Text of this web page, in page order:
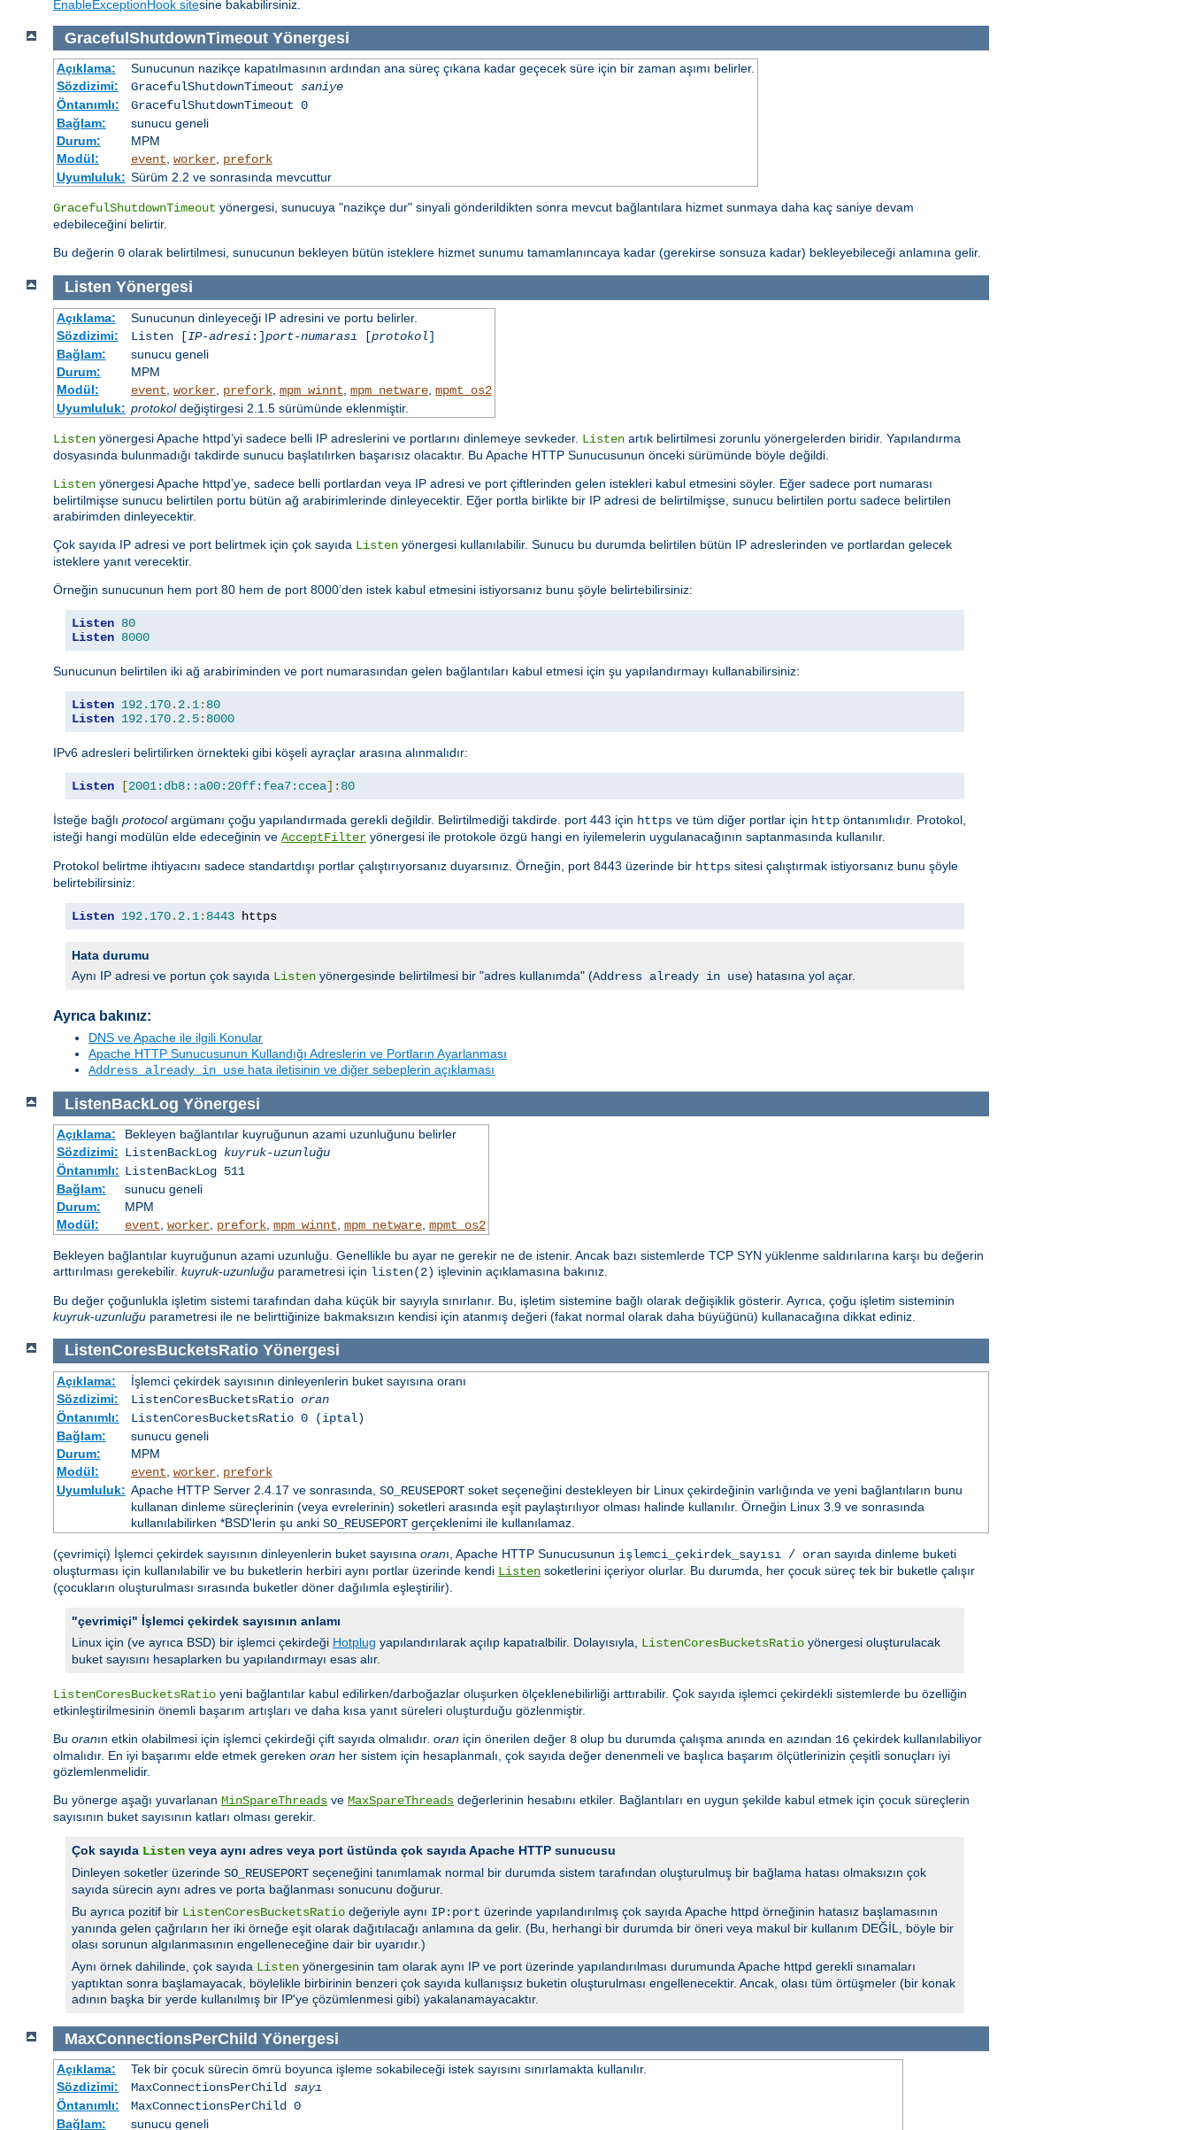
EnableExceptionHook sitesine bakabilirsiniz.
GracefulShutdownTimeout Yönergesi
Açıklama:
Sunucunun nazikçe kapatılmasının ardından ana süreç çıkana kadar geçecek süre için bir zaman aşımı belirler.
Sözdizimi:
GracefulShutdownTimeout saniye
Öntanımlı:
GracefulShutdownTimeout 0
Bağlam:
sunucu geneli
Durum:
MPM
Modül:
event, worker, prefork
Uyumluluk: Sürüm 2.2 ve sonrasında mevcuttur
GracefulShutdownTimeout yönergesi, sunucuya "nazikçe dur" sinyali gönderildikten sonra mevcut bağlantılara hizmet sunmaya daha kaç saniye devam
edebileceğini belirtir.
Bu değerin 0 olarak belirtilmesi, sunucunun bekleyen bütün isteklere hizmet sunumu tamamlanıncaya kadar (gerekirse sonsuza kadar) bekleyebileceği anlamına gelir.
Listen Yönergesi
Açıklama:
Sunucunun dinleyeceği IP adresini ve portu belirler.
Sözdizimi:
Listen [IP-adresi :]port-numarası [protokol]
Bağlam:
sunucu geneli
Durum:
MPM
Modül:
event worker, prefork, mpm_winnt mpm_netware, mpmt_os2
Uyumluluk: protokoldeğiştirgesi 2.1.5 sürümünde eklenmiştir.
Listen yönergesi Apache httpd’yi sadece belli IP adreslerini ve portlarını dinlemeye sevkeder. Listen artık belirtilmesi zorunlu yönergelerden biridir. Yapılandırma
dosyasında bulunmadığı takdirde sunucu başlatılırken başarısız olacaktır. Bu Apache HTTP Sunucusunun önceki sürümünde böyle değildi.
Listen yönergesi Apache httpd’ye, sadece belli portlardan veya IP adresi ve port çiftlerinden gelen istekleri kabul etmesini söyler. Eğer sadece port numarası
belirtilmişse sunucu belirtilen portu bütün ağ arabirimlerinde dinleyecektir. Eğer portla birlikte bir IP adresi de belirtilmişse, sunucu belirtilen portu sadece belirtilen
arabirimden dinleyecektir.
Çok sayıda IP adresi ve port belirtmek için çok sayıda Listen yönergesi kullanılabilir. Sunucu bu durumda belirtilen bütün IP adreslerinden ve portlardan gelecek
isteklere yanıt verecektir.
Örneğin sunucunun hem port 80 hem de port 8000’den istek kabul etmesini istiyorsanız bunu şöyle belirtebilirsiniz:
Listen 80
Listen 8000
Sunucunun belirtilen iki ağ arabiriminden ve port numarasından gelen bağlantıları kabul etmesi için şu yapılandırmayı kullanabilirsiniz:
Listen 192.170. 2.1: 80
Listen 192.170. 2.5: 8000
IPv6 adresleri belirtilirken örnekteki gibi köşeli ayraçlar arasına alınmalıdır:
Listen [2001:db8::a00:20ff:fea7:ccea]: 80
İsteğe bağlı protocolargümanı çoğu yapılandırmada gerekli değildir. Belirtilmediği takdirde. port 443 için https ve tüm diğer portlar için http öntanımlıdır. Protokol,
isteği hangi modülün elde edeceğinin ve AcceptFilter yönergesi ile protokole özgü hangi en iyilemelerin uygulanacağının saptanmasında kullanılır.
Protokol belirtme ihtiyacını sadece standartdışı portlar çalıştırıyorsanız duyarsınız. Örneğin, port 8443 üzerinde bir https sitesi çalıştırmak istiyorsanız bunu şöyle
belirtebilirsiniz:
Listen 192.170. 2.1: 8443 https
Hata durumu
Aynı IP adresi ve portun çok sayıda Listen yönergesinde belirtilmesi bir "adres kullanımda" (Address already in use) hatasına yol açar.
Ayrıca bakınız:
DNS ve Apache ile ilgili Konular
Apache HTTP Sunucusunun Kullandığı Adreslerin ve Portların Ayarlanması
Address already in use hata iletisinin ve diğer sebeplerin açıklaması
ListenBackLog Yönergesi
Açıklama:
Bekleyen bağlantılar kuyruğunun azami uzunluğunu belirler
Sözdizimi: ListenBackLog kuyruk-uzunluğu
Öntanımlı: ListenBackLog 511
Bağlam:
sunucu geneli
Durum:
MPM
Modül:
event, worker, prefork, mpm_winnt, mpm_netware, mpmt_os2
Bekleyen bağlantılar kuyruğunun azami uzunluğu. Genellikle bu ayar ne gerekir ne de istenir. Ancak bazı sistemlerde TCP SYN yüklenme saldırılarına karşı bu değerin
arttırılması gerekebilir. kuyruk-uzunluğu parametresi için listen(2) işlevinin açıklamasına bakınız.
Bu değer çoğunlukla işletim sistemi tarafından daha küçük bir sayıyla sınırlanır. Bu, işletim sistemine bağlı olarak değişiklik gösterir. Ayrıca, çoğu işletim sisteminin
kuyruk-uzunluğu parametresi ile ne belirttiğinize bakmaksızın kendisi için atanmış değeri (fakat normal olarak daha büyüğünü) kullanacağına dikkat ediniz.
ListenCoresBucketsRatio Yönergesi
Açıklama:
İşlemci çekirdek sayısının dinleyenlerin buket sayısına oranı
Sözdizimi:
ListenCoresBucketsRatio oran
Öntanımlı:
ListenCoresBucketsRatio 0 (iptal)
Bağlam:
sunucu geneli
Durum:
MPM
Modül:
event worker, prefork
Uyumluluk: Apache HTTP Server 2.4.17 ve sonrasında, SO_REUSEPORTsoket seçeneğini destekleyen bir Linux çekirdeğinin varlığında ve yeni bağlantıların bunu
kullanan dinleme süreçlerinin (veya evrelerinin) soketleri arasında eşit paylaştırılıyor olması halinde kullanılır. Örneğin Linux 3.9 ve sonrasında
kullanılabilirken *BSD'lerin şu anki SO_REUSEPORTgerçeklenimi ile kullanılamaz.
(çevrimiçi) İşlemci çekirdek sayısının dinleyenlerin buket sayısına oranı, Apache HTTP Sunucusunun işlemci_çekirdek_sayısı / oran sayıda dinleme buketi
oluşturması için kullanılabilir ve bu buketlerin herbiri aynı portlar üzerinde kendi Listen soketlerini içeriyor olurlar. Bu durumda, her çocuk süreç tek bir buketle çalışır
(çocukların oluşturulması sırasında buketler döner dağılımla eşleştirilir).
"çevrimiçi" İşlemci çekirdek sayısının anlamı
Linux için (ve ayrıca BSD) bir işlemci çekirdeği Hotplug yapılandırılarak açılıp kapatıalbilir. Dolayısıyla, ListenCoresBucketsRatio yönergesi oluşturulacak
buket sayısını hesaplarken bu yapılandırmayı esas alır.
ListenCoresBucketsRatio yeni bağlantılar kabul edilirken/darboğazlar oluşurken ölçeklenebilirliği arttırabilir. Çok sayıda işlemci çekirdekli sistemlerde bu özelliğin
etkinleştirilmesinin önemli başarım artışları ve daha kısa yanıt süreleri oluşturduğu gözlenmiştir.
Bu oranın etkin olabilmesi için işlemci çekirdeği çift sayıda olmalıdır. oran için önerilen değer 8 olup bu durumda çalışma anında en azından 16 çekirdek kullanılabiliyor
olmalıdır. En iyi başarımı elde etmek gereken oran her sistem için hesaplanmalı, çok sayıda değer denenmeli ve başlıca başarım ölçütlerinizin çeşitli sonuçları iyi
gözlemlenmelidir.
Bu yönerge aşağı yuvarlanan MinSpareThreads ve MaxSpareThreads değerlerinin hesabını etkiler. Bağlantıları en uygun şekilde kabul etmek için çocuk süreçlerin
sayısının buket sayısının katları olması gerekir.
Çok sayıda Listen veya aynı adres veya port üstünda çok sayıda Apache HTTP sunucusu
Dinleyen soketler üzerinde SO_REUSEPORT seçeneğini tanımlamak normal bir durumda sistem tarafından oluşturulmuş bir bağlama hatası olmaksızın çok
sayıda sürecin aynı adres ve porta bağlanması sonucunu doğurur.
Bu ayrıca pozitif bir ListenCoresBucketsRatio değeriyle aynı IP:port üzerinde yapılandırılmış çok sayıda Apache httpd örneğinin hatasız başlamasının
yanında gelen çağrıların her iki örneğe eşit olarak dağıtılacağı anlamına da gelir. (Bu, herhangi bir durumda bir öneri veya makul bir kullanım DEĞİL, böyle bir
olası sorunun algılanmasının engelleneceğine dair bir uyarıdır.)
Aynı örnek dahilinde, çok sayıda Listen yönergesinin tam olarak aynı IP ve port üzerinde yapılandırılması durumunda Apache httpd gerekli sınamaları
yaptıktan sonra başlamayacak, böylelikle birbirinin benzeri çok sayıda kullanışsız buketin oluşturulması engellenecektir. Ancak, olası tüm örtüşmeler (bir konak
adının başka bir yerde kullanılmış bir IP'ye çözümlenmesi gibi) yakalanamayacaktır.
MaxConnectionsPerChild Yönergesi
Açıklama:
Tek bir çocuk sürecin ömrü boyunca işleme sokabileceği istek sayısını sınırlamakta kullanılır.
Sözdizimi:
MaxConnectionsPerChild sayı
Öntanımlı:
MaxConnectionsPerChild 0
Bağlam:
sunucu geneli